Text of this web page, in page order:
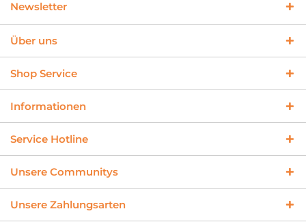
Newsletter
Über uns
Shop Service
Informationen
Service Hotline
Unsere Communitys
Unsere Zahlungsarten